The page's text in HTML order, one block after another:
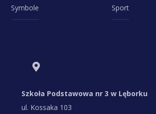
Symbole Sport
Szkoła Podstawowa nr 3 w Lęborku
ul. Kossaka 103